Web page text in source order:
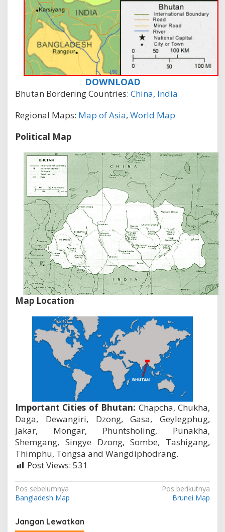
DOWNLOAD
Bhutan Bordering Countries: China, India
Regional Maps: Map of Asia, World Map
Political Map
Map Location
Important Cities of Bhutan: Chapcha, Chukha,
Daga, Dewangiri, Dzong, Gasa, Geylegphug,
Jakar, Mongar, Phuntsholing, Punakha,
Shemgang, Singye Dzong, Sombe, Tashigang,
Thimphu, Tongsa and Wangdiphodrang.
Post Views: 531
N
a
v
Pos sebelumnya
Bangladesh Map
Pos berikutnya
Brunei Map
Jangan Lewatkan